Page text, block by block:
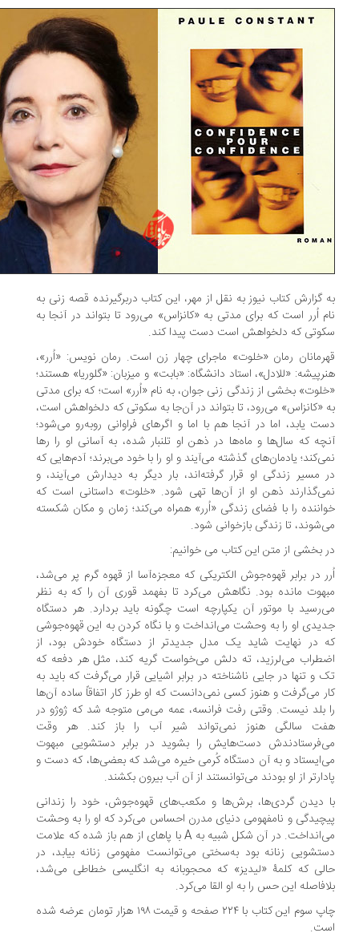
گزارش کتاب نیوز به نقل از مهر، این کتاب دربرگیرنده قصه زنی به
اُرر است که برای مدتی به «کانزاس» می‌رود تا بتواند در آنجا به
که دلخواهش است دست پیدا کند.
رمان «خلوت» ماجرای چهار زن است. رمان نویس: «اُرر»،
«للادل»، استاد دانشگاه: «بابت» و میزبان: «گلوریا» هستند؛
بخشی از زندگی زنی جوان، به نام «اُرر» است؛ که برای مدتی
«کانزاس» می‌رود، تا بتواند در آن‌جا به سکوتی که دلخواهش است،
یابد، اما در آنجا هم با اما و اگرهای فراوانی روبه‌رو می‌شود؛
که سال‌ها و ماه‌ها در ذهن او تلنبار شده، به آسانی او را رها
یادمان‌های گذشته می‌آیند و او را با خود می‌برند؛ آدم‌هایی که
مسیر زندگی او قرار گرفته‌اند، بار دیگر به دیدارش می‌آیند، و
ذهن او از آن‌ها تهی شود. «خلوت» داستانی است که
را با فضای زندگی «اُرر» همراه می‌کند؛ زمان و مکان شکسته
تا زندگی بازخوانی شود.
بخشی از متن این کتاب می خوانیم:
در برابر قهوه‌جوش الکتریکی که معجزه‌آسا از قهوه گرم پر می‌شد،
مانده بود. نگاهش می‌کرد تا بفهمد قوری آن را که به نظر
با موتور آن یکپارچه است چگونه باید بردارد. هر دستگاه
او را به وحشت می‌انداخت و با نگاه کردن به این قهوه‌جوشی
در نهایت شاید یک مدل جدیدتر از دستگاه خودش بود، از
می‌لرزید، ته دلش می‌خواست گریه کند، مثل هر دفعه که
و تنها در جایی ناشناخته در برابر اشیایی قرار می‌گرفت که باید به
می‌گرفت و هنوز کسی نمی‌دانست که او طرز کار اتفاقاً ساده آن‌ها
بلد نیست. وقتی رفت فرانسه، عمه می‌می متوجه شد که ژوژو در
سالگی هنوز نمی‌تواند شیر آب را باز کند. هر وقت
دست‌هایش را بشوید در برابر دستشویی مبهوت
و به آن دستگاه کُرمی خیره می‌شد که بعضی‌ها، که دست و
از او بودند می‌توانستند از آن آب بیرون بکشند.
دیدن گردی‌ها، برش‌ها و مکعب‌های قهوه‌جوش، خود را زندانی
و نامفهومی دنیای مدرن احساس می‌کرد که او را به وحشت
می‌انداخت. در آن شکل شبیه به A با پاهای از هم باز شده که علامت
زنانه بود به‌سختی می‌توانست مفهومی زنانه بیابد، در
که کلمهٔ «لیدیز» که محجوبانه به انگلیسی خطاطی می‌شد،
این حس را به او القا می‌کرد.
چاپ سوم این کتاب با ۲۲۴ صفحه و قیمت ۱۹۸ هزار تومان عرضه شده